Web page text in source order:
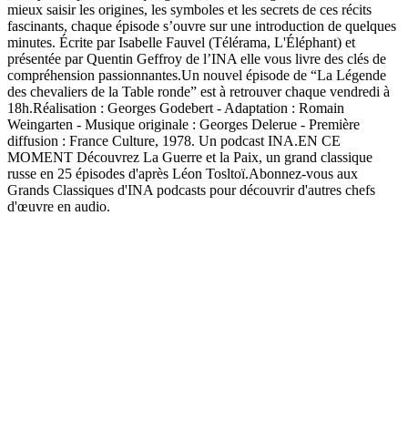
mieux saisir les origines, les symboles et les secrets de ces récits
fascinants, chaque épisode s’ouvre sur une introduction de quelques
minutes. Écrite par Isabelle Fauvel (Télérama, L'Éléphant) et
présentée par Quentin Geffroy de l’INA elle vous livre des clés de
compréhension passionnantes.Un nouvel épisode de “La Légende
des chevaliers de la Table ronde” est à retrouver chaque vendredi à
18h.Réalisation : Georges Godebert - Adaptation : Romain
Weingarten - Musique originale : Georges Delerue - Première
diffusion : France Culture, 1978. Un podcast INA.EN CE
MOMENT Découvrez La Guerre et la Paix, un grand classique
russe en 25 épisodes d'après Léon Tosltoï.Abonnez-vous aux
Grands Classiques d'INA podcasts pour découvrir d'autres chefs
d'œuvre en audio.